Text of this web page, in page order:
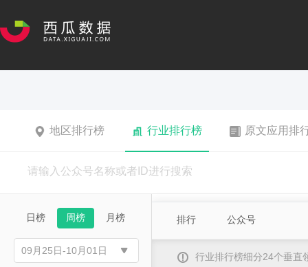
地区排行榜 行业排行榜 原文应用排
日榜 周榜 月榜 排行 公众号
行业排行榜细分24个垂直